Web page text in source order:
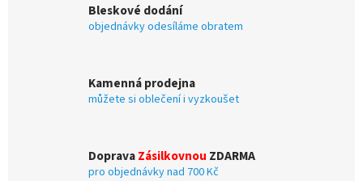
Bleskové dodání
objednávky odesíláme obratem
Kamenná prodejna
můžete si oblečení i vyzkoušet
DopravaZásilkovnou ZDARMA
pro objednávky nad 700 Kč